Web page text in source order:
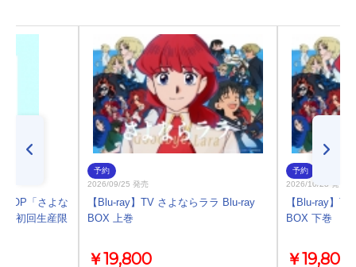
OP「さよな
【初回生産限
予約
2026/09/25 発売
【Blu-ray】TV さよならララ Blu-ray
BOX 上巻
￥19,800
予約
2026/10/28 発売
【Blu-ray】
BOX 下巻
￥19,800